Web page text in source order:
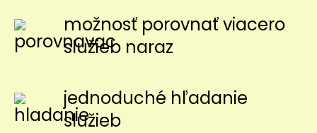
možnosť porovnať viacero
služieb naraz
jednoduché hľadanie
služieb